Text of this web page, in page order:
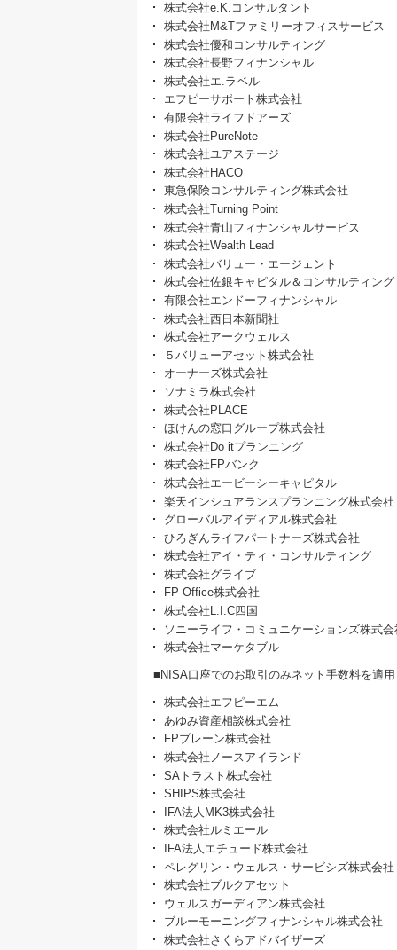
株式会社e.K.コンサルタント
株式会社M&Tファミリーオフィスサービス
株式会社優和コンサルティング
株式会社長野フィナンシャル
株式会社エ.ラベル
エフピーサポート株式会社
有限会社ライフドアーズ
株式会社PureNote
株式会社ユアステージ
株式会社HACO
東急保険コンサルティング株式会社
株式会社Turning Point
株式会社青山フィナンシャルサービス
株式会社Wealth Lead
株式会社バリュー・エージェント
株式会社佐銀キャピタル＆コンサルティング
有限会社エンドーフィナンシャル
株式会社西日本新聞社
株式会社アークウェルス
５バリューアセット株式会社
オーナーズ株式会社
ソナミラ株式会社
株式会社PLACE
ほけんの窓口グループ株式会社
株式会社Do itプランニング
株式会社FPバンク
株式会社エービーシーキャピタル
楽天インシュアランスプランニング株式会社
グローバルアイディアル株式会社
ひろぎんライフパートナーズ株式会社
株式会社アイ・ティ・コンサルティング
株式会社グライブ
FP Office株式会社
株式会社L.I.C四国
ソニーライフ・コミュニケーションズ株式会
株式会社マーケタブル
■NISA口座でのお取引のみネット手数料を適
株式会社エフピーエム
あゆみ資産相談株式会社
FPブレーン株式会社
株式会社ノースアイランド
SAトラスト株式会社
SHIPS株式会社
IFA法人MK3株式会社
株式会社ルミエール
IFA法人エチュード株式会社
ペレグリン・ウェルス・サービシズ株式会社
株式会社ブルクアセット
ウェルスガーディアン株式会社
ブルーモーニングフィナンシャル株式会社
株式会社さくらアドバイザーズ